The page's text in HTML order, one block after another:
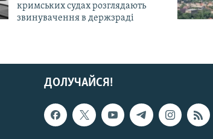
кримських судах розглядають
звинувачення в держзраді
ДОЛУЧАЙСЯ!